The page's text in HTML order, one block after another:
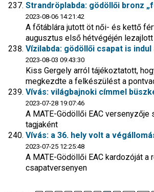
Strandröplabda: gödöllői bronz
2023-08-06 14:21:42
A főtáblára jutott öt női- és kettő
augusztus első hétvégéjén
Vízilabda: gödöllői csapat is
2023-08-03 09:43:30
Kiss Gergely arról tájékoztatott,
megkezdte a felkészülést a
Vívás: világbajnoki címmel
2023-07-28 19:07:46
A MATE-Gödöllői EAC
tagjaként
Vívás: a 36. hely volt a
2023-07-25 12:25:48
A MATE-Gödöllői EAC kardozóját
csapatversenyen